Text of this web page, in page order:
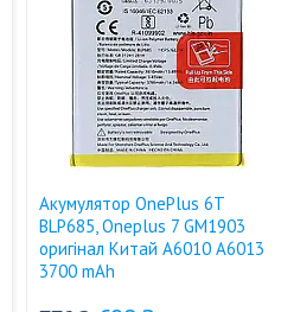
Акумулятор OnePlus 6T
BLP685, Oneplus 7 GM1903
оригінал Китай A6010 A6013
3700 mAh